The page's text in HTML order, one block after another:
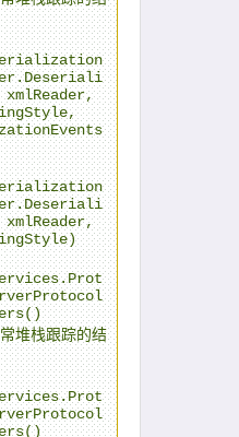
xmlReader,
xmlReader,